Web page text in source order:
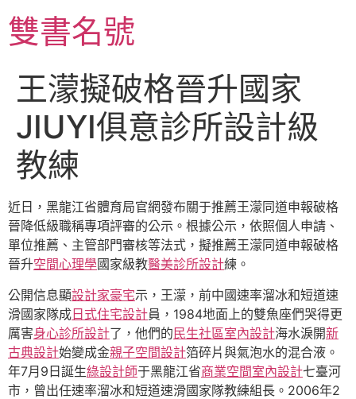
至
主雙書名號
王濛擬破格晉升國家
JIUYI俱意診所設計級
教練
近日，黑龍江省體育局官網發布關于推薦王濛同道申報破格
晉降低級職稱專項評審的公示。根據公示，依照個人申請、
單位推薦、主管部門審核等法式，擬推薦王濛同道申報破格
晉升空間心理學國家級教醫美診所設計練。
公開信息顯設計家豪宅示，王濛，前中國速率溜冰和短道速
滑國家隊成 日式住宅設計員，1984地面上的雙魚座們哭得更
厲害身心診所設計了，他們的 民生社區室內設計海水淚開新
古典設計始變成金親子空間設計箔碎片與氣泡水的混合液。
年7月9日誕生綠設計師于黑龍江省商業空間室內設計七臺河
市，曾出任速率溜冰和短道速滑國家隊教練組長。2006年2